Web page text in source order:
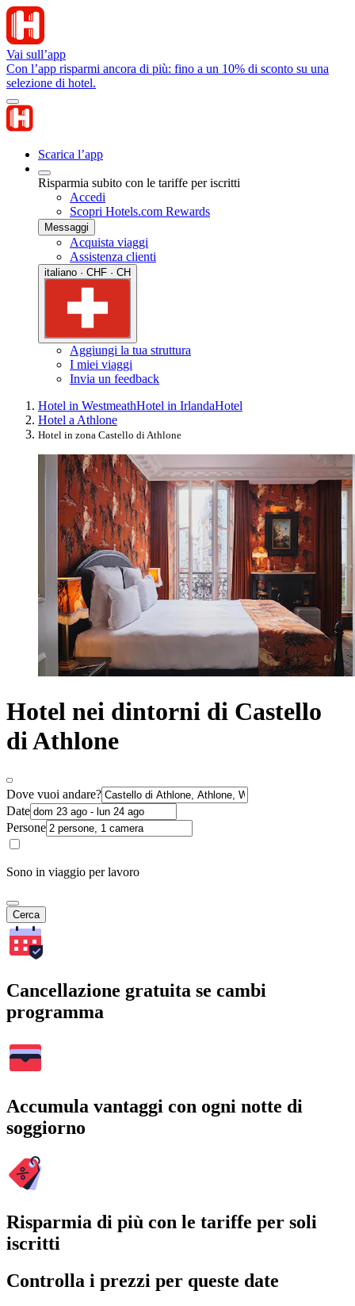
Vai sull’app
Con l’app risparmi ancora di più: fino a un 10% di sconto su una
selezione di hotel.
Scarica l’app
Risparmia subito con le tariffe per iscritti
Accedi
Scopri Hotels.com Rewards
Messaggi
Acquista viaggi
Assistenza clienti
italiano · CHF · CH
Aggiungi la tua struttura
I miei viaggi
Invia un feedback
Hotel in WestmeathHotel in IrlandaHotel
Hotel a Athlone
Hotel in zona Castello di Athlone
Hotel nei dintorni di Castello
di Athlone
Dove vuoi andare?
Date
Persone
Sono in viaggio per lavoro
Cerca
Cancellazione gratuita se cambi
programma
Accumula vantaggi con ogni notte di
soggiorno
Risparmia di più con le tariffe per soli
iscritti
Controlla i prezzi per queste date